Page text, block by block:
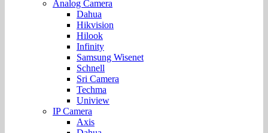
Analog Camera
Dahua
Hikvision
Hilook
Infinity
Samsung Wisenet
Schnell
Sri Camera
Techma
Uniview
IP Camera
Axis